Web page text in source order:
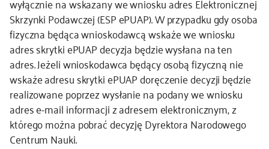
Skrzynki Podawczej (ESP ePUAP). W przypadku gdy osoba
fizyczna będąca wnioskodawcą wskaże we wniosku
adres skrytki ePUAP decyzja będzie wysłana na ten
adres. Jeżeli wnioskodawca będący osobą fizyczną nie
wskaże adresu skrytki ePUAP doręczenie decyzji będzie
realizowane poprzez wysłanie na podany we wniosku
adres e-mail informacji z adresem elektronicznym, z
którego można pobrać decyzję Dyrektora Narodowego
Centrum Nauki.